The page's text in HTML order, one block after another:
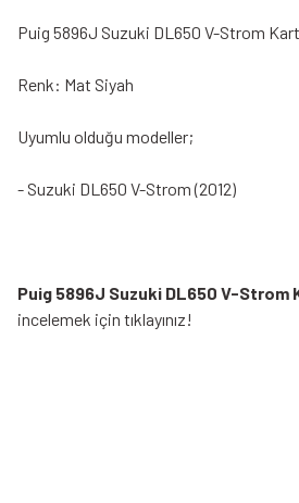
Puig 5896J Suzuki DL650 V-Strom
Renk: Mat Siyah
Uyumlu olduğu modeller;
- Suzuki DL650 V-Strom (2012)
Puig 5896J Suzuki DL650 V-Strom
incelemek için tıklayınız!